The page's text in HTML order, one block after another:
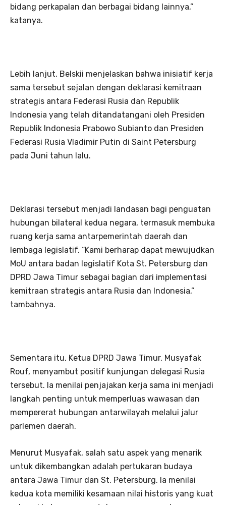
bidang perkapalan dan berbagai bidang lainnya,”
katanya.
Lebih lanjut, Belskii menjelaskan bahwa inisiatif kerja
sama tersebut sejalan dengan deklarasi kemitraan
strategis antara Federasi Rusia dan Republik
Indonesia yang telah ditandatangani oleh Presiden
Republik Indonesia Prabowo Subianto dan Presiden
Federasi Rusia Vladimir Putin di Saint Petersburg
pada Juni tahun lalu.
Deklarasi tersebut menjadi landasan bagi penguatan
hubungan bilateral kedua negara, termasuk membuka
ruang kerja sama antarpemerintah daerah dan
lembaga legislatif. “Kami berharap dapat mewujudkan
MoU antara badan legislatif Kota St. Petersburg dan
DPRD Jawa Timur sebagai bagian dari implementasi
kemitraan strategis antara Rusia dan Indonesia,”
tambahnya.
Sementara itu, Ketua DPRD Jawa Timur, Musyafak
Rouf, menyambut positif kunjungan delegasi Rusia
tersebut. Ia menilai penjajakan kerja sama ini menjadi
langkah penting untuk memperluas wawasan dan
mempererat hubungan antarwilayah melalui jalur
parlemen daerah.
Menurut Musyafak, salah satu aspek yang menarik
untuk dikembangkan adalah pertukaran budaya
antara Jawa Timur dan St. Petersburg. Ia menilai
kedua kota memiliki kesamaan nilai historis yang kuat